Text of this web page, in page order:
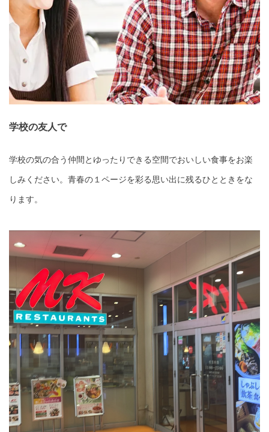
学校の友人で
学校の気の合う仲間とゆったりできる空間でおいしい食事をお楽
しみください。青春の１ページを彩る思い出に残るひとときをな
ります。